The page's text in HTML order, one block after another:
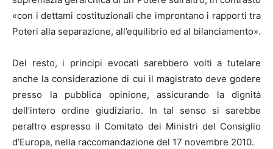
«con i dettami costituzionali che improntano i rapporti tra
Poteri alla separazione, all’equilibrio ed al bilanciamento».
Del resto, i principi evocati sarebbero volti a tutelare
anche la considerazione di cui il magistrato deve godere
presso la pubblica opinione, assicurando la dignità
dell’intero ordine giudiziario. In tal senso si sarebbe
peraltro espresso il Comitato dei Ministri del Consiglio
d’Europa, nella raccomandazione del 17 novembre 2010.